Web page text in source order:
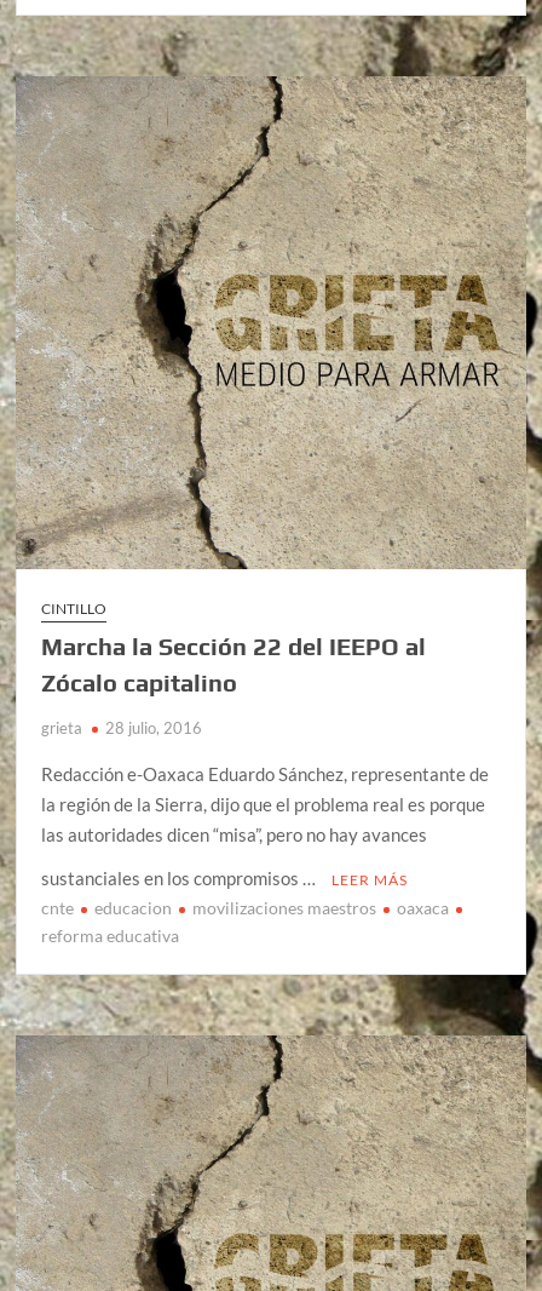
CINTILLO
Marcha la Sección 22 del IEEPO al
Zócalo capitalino
grieta 28 julio, 2016
Redacción e-Oaxaca Eduardo Sánchez, representante de
la región de la Sierra, dijo que el problema real es porque
las autoridades dicen “misa”, pero no hay avances
sustanciales en los compromisos …
LEER MÁS
cnte educacion movilizaciones maestros
oaxaca
reforma educativa